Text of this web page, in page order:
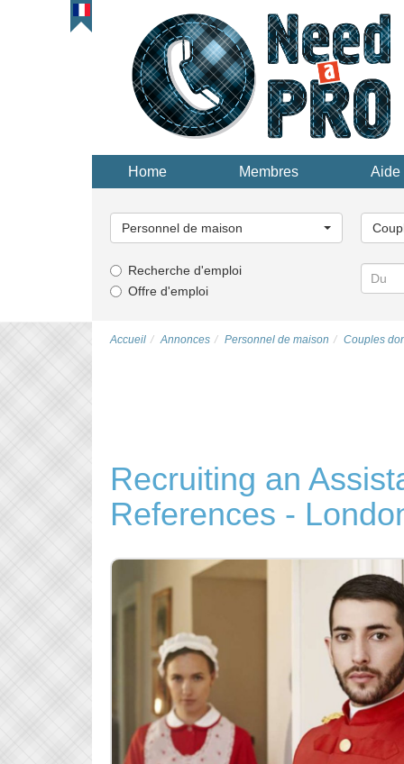
Home Membres Aide
une
catégorie...
Personnel de maison
une
Recherche d'emploi
Offre d'emploi
Accueil Annonces Personnel de maison Couples
Recruiting an
References -